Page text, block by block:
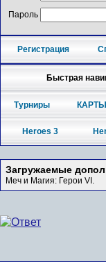
Пароль
Регистрация
Быстрая
Турниры КАРТЫ
Heroes 3
Загружаемые
Меч и Магия: Герои VI.